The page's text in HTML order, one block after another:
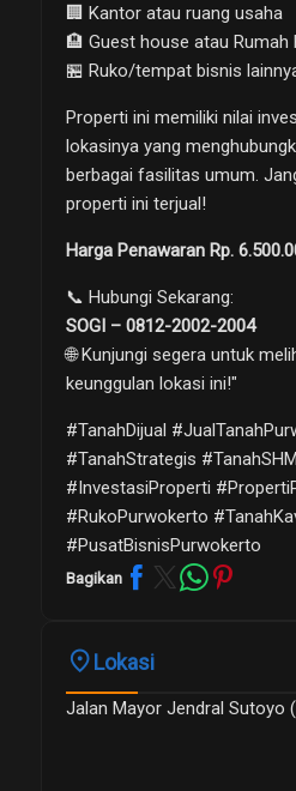
🏢 Kantor atau ruang usaha
🏨 Guest house atau Rumah
🏪 Ruko/tempat bisnis
Properti ini memiliki nilai
lokasinya yang
berbagai fasilitas umum.
properti ini terjual!
Harga Penawaran Rp.
📞 Hubungi Sekarang:
SOGI – 0812-2002-2004
🌐 Kunjungi segera untuk
keunggulan lokasi ini!"
#TanahDijual
#TanahStrategis
#InvestasiProperti
#RukoPurwokerto
#PusatBisnisPurwokerto
Bagikan
placeLokasi
Jalan Mayor Jendral Sutoyo